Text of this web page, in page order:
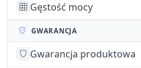
Gęstość mocy
GWARANCJA
Gwarancja produktowa